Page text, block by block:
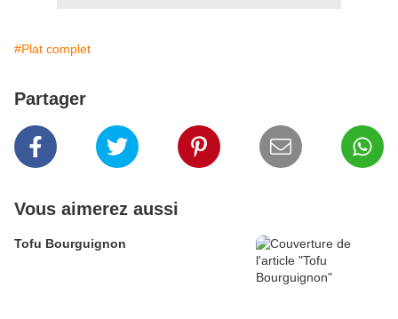
#Plat complet
Partager
Vous aimerez aussi
Tofu Bourguignon